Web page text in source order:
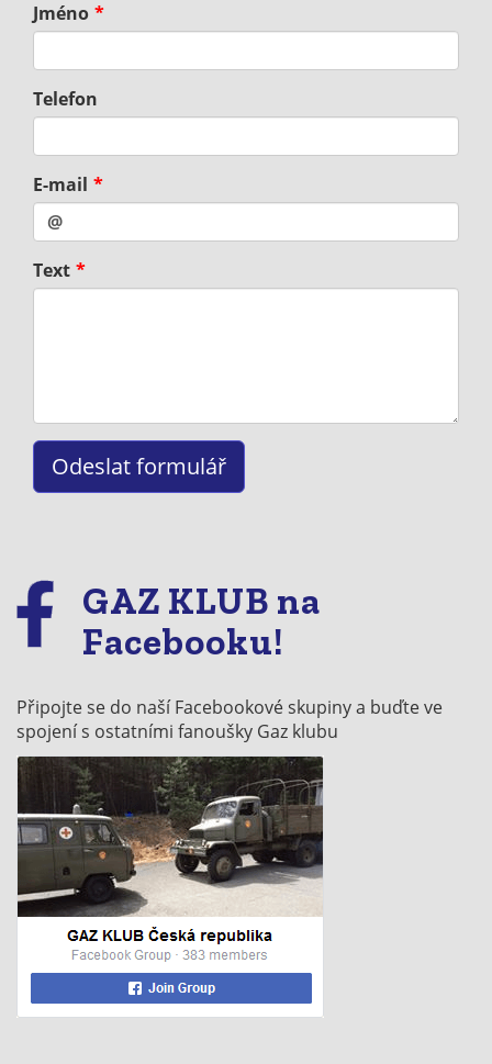
Jméno
Telefon
E-mail
Text
GAZ KLUB na
Facebooku!
Připojte se do naší Facebookové skupiny a buďte ve
spojení s ostatními fanoušky Gaz klubu